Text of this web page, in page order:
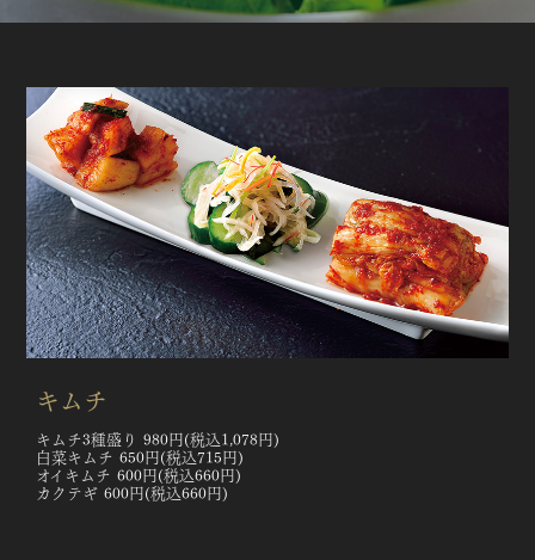
キムチ
キムチ3種盛り 980円(税込1,078円)
白菜キムチ 650円(税込715円)
オイキムチ 600円(税込660円)
カクテギ 600円(税込660円)